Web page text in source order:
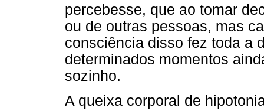
percebesse, que ao tomar
ou de outras pessoas, mas
consciência disso fez toda a
determinados momentos
sozinho.
A queixa corporal de